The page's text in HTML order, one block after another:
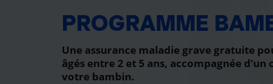
PROGRAMME
Une assurance maladie grave gratuite
âgés entre 2 et 5 ans, accompagnée d’un
votre bambin.